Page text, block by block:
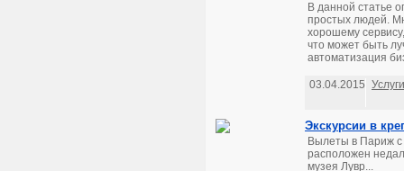
В данной статье
простых людей.
хорошему
что может быть
автоматизация
03.04.2015 Услуги
Экскурсии в
Вылеты в Париж с
расположен
музея Лувр...